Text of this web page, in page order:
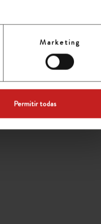
Marketing
Permitir todas
Sin categoría